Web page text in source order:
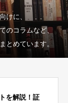
けに、
のコラムなど、
とめています。
を解説！証